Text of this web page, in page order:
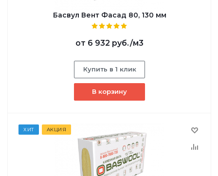
Басвул Вент Фасад 80, 130 мм
от 6 932 руб./м3
Купить в 1 клик
В корзину
ХИТ АКЦИЯ